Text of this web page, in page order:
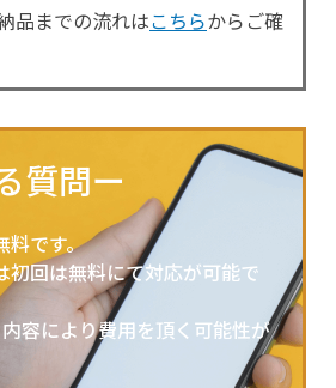
品までの流れはこちらからご確
質問ー
料です。
回は無料にて対応が可能で
容により費用を頂く可能性が